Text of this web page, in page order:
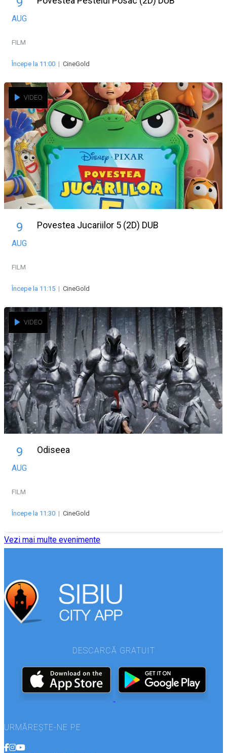
AUG
FILM
Începe la 11:00 | CineGold
VIDEO
9
AUG
Povestea Jucariilor 5 (2D) DUB
FILM
Începe la 11:15 | CineGold
VIDEO
9
AUG
Odiseea
FILM
Începe la 11:30 | CineGold
Vezi mai multe evenimente
DESCARCĂ GRATUIT
URMĂREȘTE-NE PE